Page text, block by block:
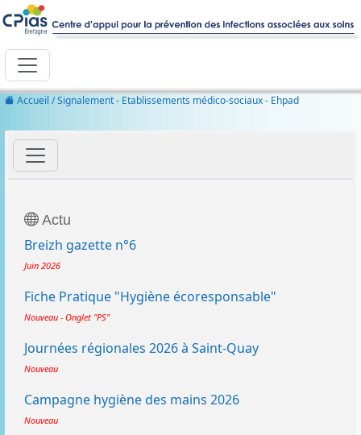
Accueil / Signalement - Etablissements médico-sociaux - Ehpad
Actu
Breizh gazette n°6
Juin 2026
Fiche Pratique "Hygiène écoresponsable"
Nouveau - Onglet "PS"
Journées régionales 2026 à Saint-Quay
Nouveau
Campagne hygiène des mains 2026
Nouveau